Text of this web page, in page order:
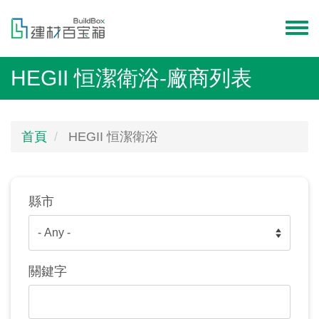
內
容
menu
HEGII 恒潔衛浴-廠商列表
首頁 HEGII 恒潔衛浴
縣市
關鍵字